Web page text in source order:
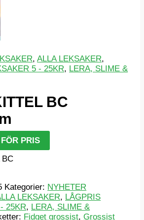
,ALLA LEKSAKER,
5 - 25KR, LERA, SLIME &
BC
PRIS
BC
Kategorier: NYHETER
LEKSAKER, LÅGPRIS
25KR, LERA, SLIME &
Fidget grossist, Grossist